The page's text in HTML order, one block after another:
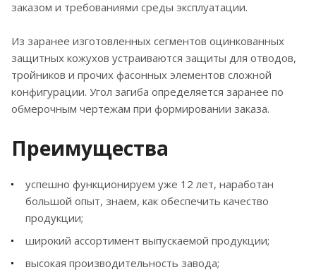
качество от завода-
изготовителя
Каждое изделие проходит строгий контроль на
соответствие действующим стандартам (ГОСТ и
ТУ). Мы применяем тонколистовую сталь с
гарантию долгой службы даже в суровом климате.
стандартную или усиленную конструкцию.
Выбирайте надежный кожух оцинкованный для
изоляции труб — цена продукции ЗИТФИ
остаётся доступной за счет собственных
заводских мощностей без лишних наценок.
заказом и требованиями среды эксплуатации.
Из заранее изготовленных сегментов оцинкованных
защитных кожухов устраиваются защиты для отводов,
тройников и прочих фасонных элементов сложной
конфигурации. Угол загиба определяется заранее по
обмерочным чертежам при формировании заказа.
Преимущества
успешно функционируем уже 12 лет, наработан
большой опыт, знаем, как обеспечить качество
продукции;
широкий ассортимент выпускаемой продукции;
высокая производительность завода;